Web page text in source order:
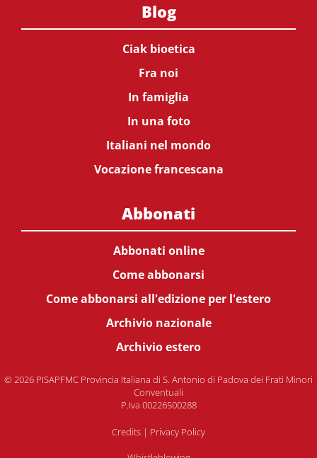
Blog
Ciak bioetica
Fra noi
In famiglia
In una foto
Italiani nel mondo
Vocazione francescana
Abbonati
Abbonati online
Come abbonarsi
Come abbonarsi all'edizione per l'estero
Archivio nazionale
Archivio estero
© 2026 PISAPFMC Provincia Italiana di S. Antonio di Padova dei Frati Minori
Conventuali
P.Iva 00226500288
Credits | Privacy Policy